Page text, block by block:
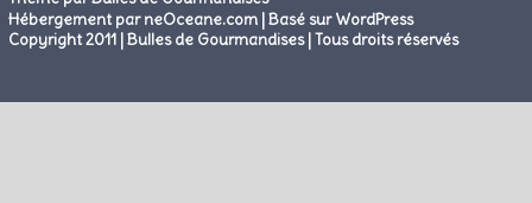
Hébergement par neOceane.com |Basé sur WordPress
Copyright 2011 | Bulles de Gourmandises | Tous droits réservés